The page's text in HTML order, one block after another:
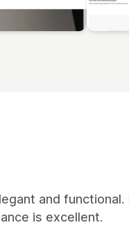
and
is excellent.